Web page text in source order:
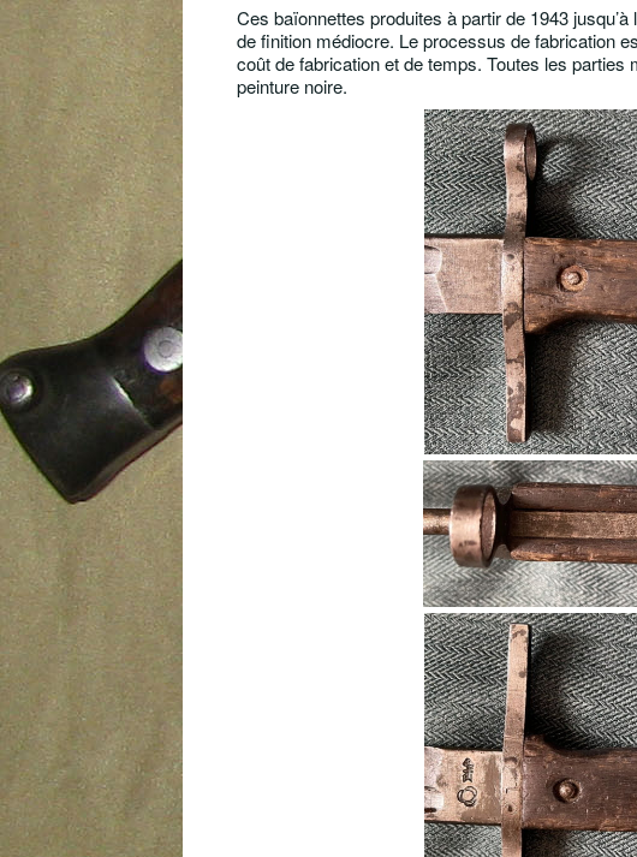
Ces baïonnettes produites à partir de 1943
de finition médiocre. Le processus de fabrication
coût de fabrication et de temps. Toutes les
peinture noire.